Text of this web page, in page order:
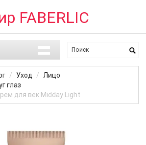
FABERLIC
Уход
Лицо
глаз
для век Midday Light